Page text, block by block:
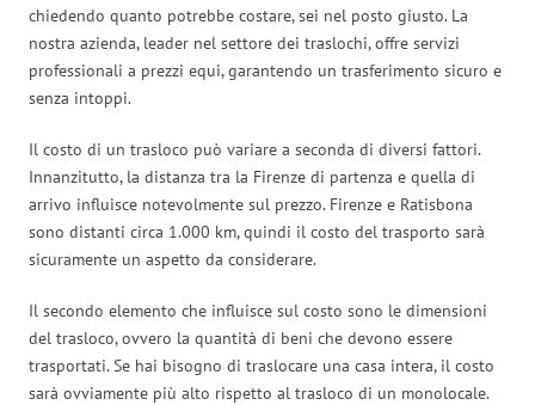
chiedendo quanto potrebbe costare, sei nel posto giusto. La
nostra azienda, leader nel settore dei traslochi, offre servizi
professionali a prezzi equi, garantendo un trasferimento sicuro e
senza intoppi.
Il costo di un trasloco può variare a seconda di diversi fattori.
Innanzitutto, la distanza tra la Firenze di partenza e quella di
arrivo influisce notevolmente sul prezzo. Firenze e Ratisbona
sono distanti circa 1.000 km, quindi il costo del trasporto sarà
sicuramente un aspetto da considerare.
Il secondo elemento che influisce sul costo sono le dimensioni
del trasloco, ovvero la quantità di beni che devono essere
trasportati. Se hai bisogno di traslocare una casa intera, il costo
sarà ovviamente più alto rispetto al trasloco di un monolocale.